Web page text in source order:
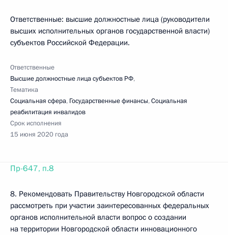
Ответственные: высшие должностные лица (руководители
высших исполнительных органов государственной власти)
субъектов Российской Федерации.
Ответственные
Высшие должностные лица субъектов РФ,
Тематика
Социальная сфера, Государственные финансы,Социальная
реабилитация инвалидов
Срок исполнения
15 июня 2020 года
Пр-647, п.8
8. Рекомендовать Правительству Новгородской области
рассмотреть при участии заинтересованных федеральных
органов исполнительной власти вопрос о создании
на территории Новгородской области инновационного